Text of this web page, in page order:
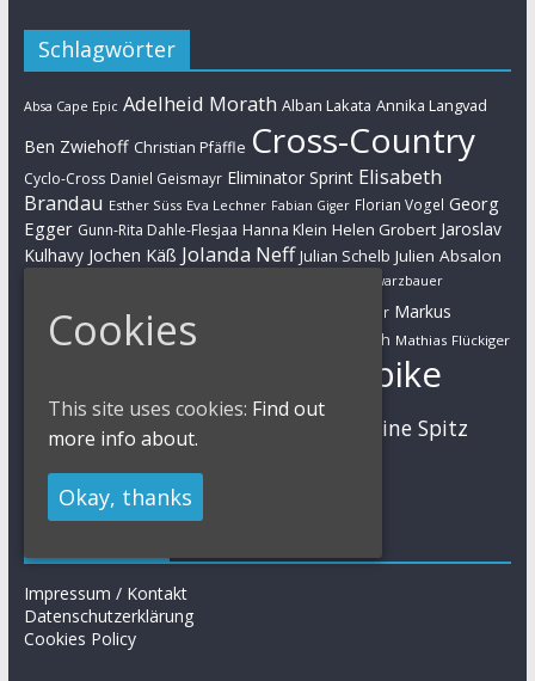
Schlagwörter
Absa Cape Epic Adelheid Morath Alban Lakata Annika Langvad
Ben Zwiehoff Christian Pfäffle Cross-Country
Cyclo-Cross Daniel Geismayr Eliminator Sprint Elisabeth
Brandau Esther Süss Eva Lechner Fabian Giger Florian Vogel Georg
Egger Gunn-Rita Dahle-Flesjaa Hanna Klein Helen Grobert Jaroslav
Kulhavy Jochen Käß Jolanda Neff Julian Schelb Julien Absalon
Luca Schwarzbauer
Manuel Fumic Markus Bauer Markus
Kaufmann Markus Schulte-Lünzum Martin Gluth Mathias Flückiger
Mountainbike
MTB Nadine Rieder Sabine Spitz
Impressum / Kontakt
Datenschutzerklärung
Cookies Policy
Cookies
This site uses cookies: Find out
more info about.
Okay, thanks